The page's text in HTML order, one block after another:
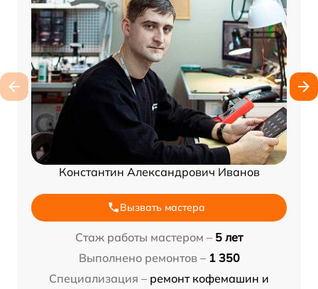
Константин Александрович Иванов
Вызвать мастера
Стаж работы мастером – 5 лет
Выполнено ремонтов – 1 350
Специализация – ремонт кофемашин и